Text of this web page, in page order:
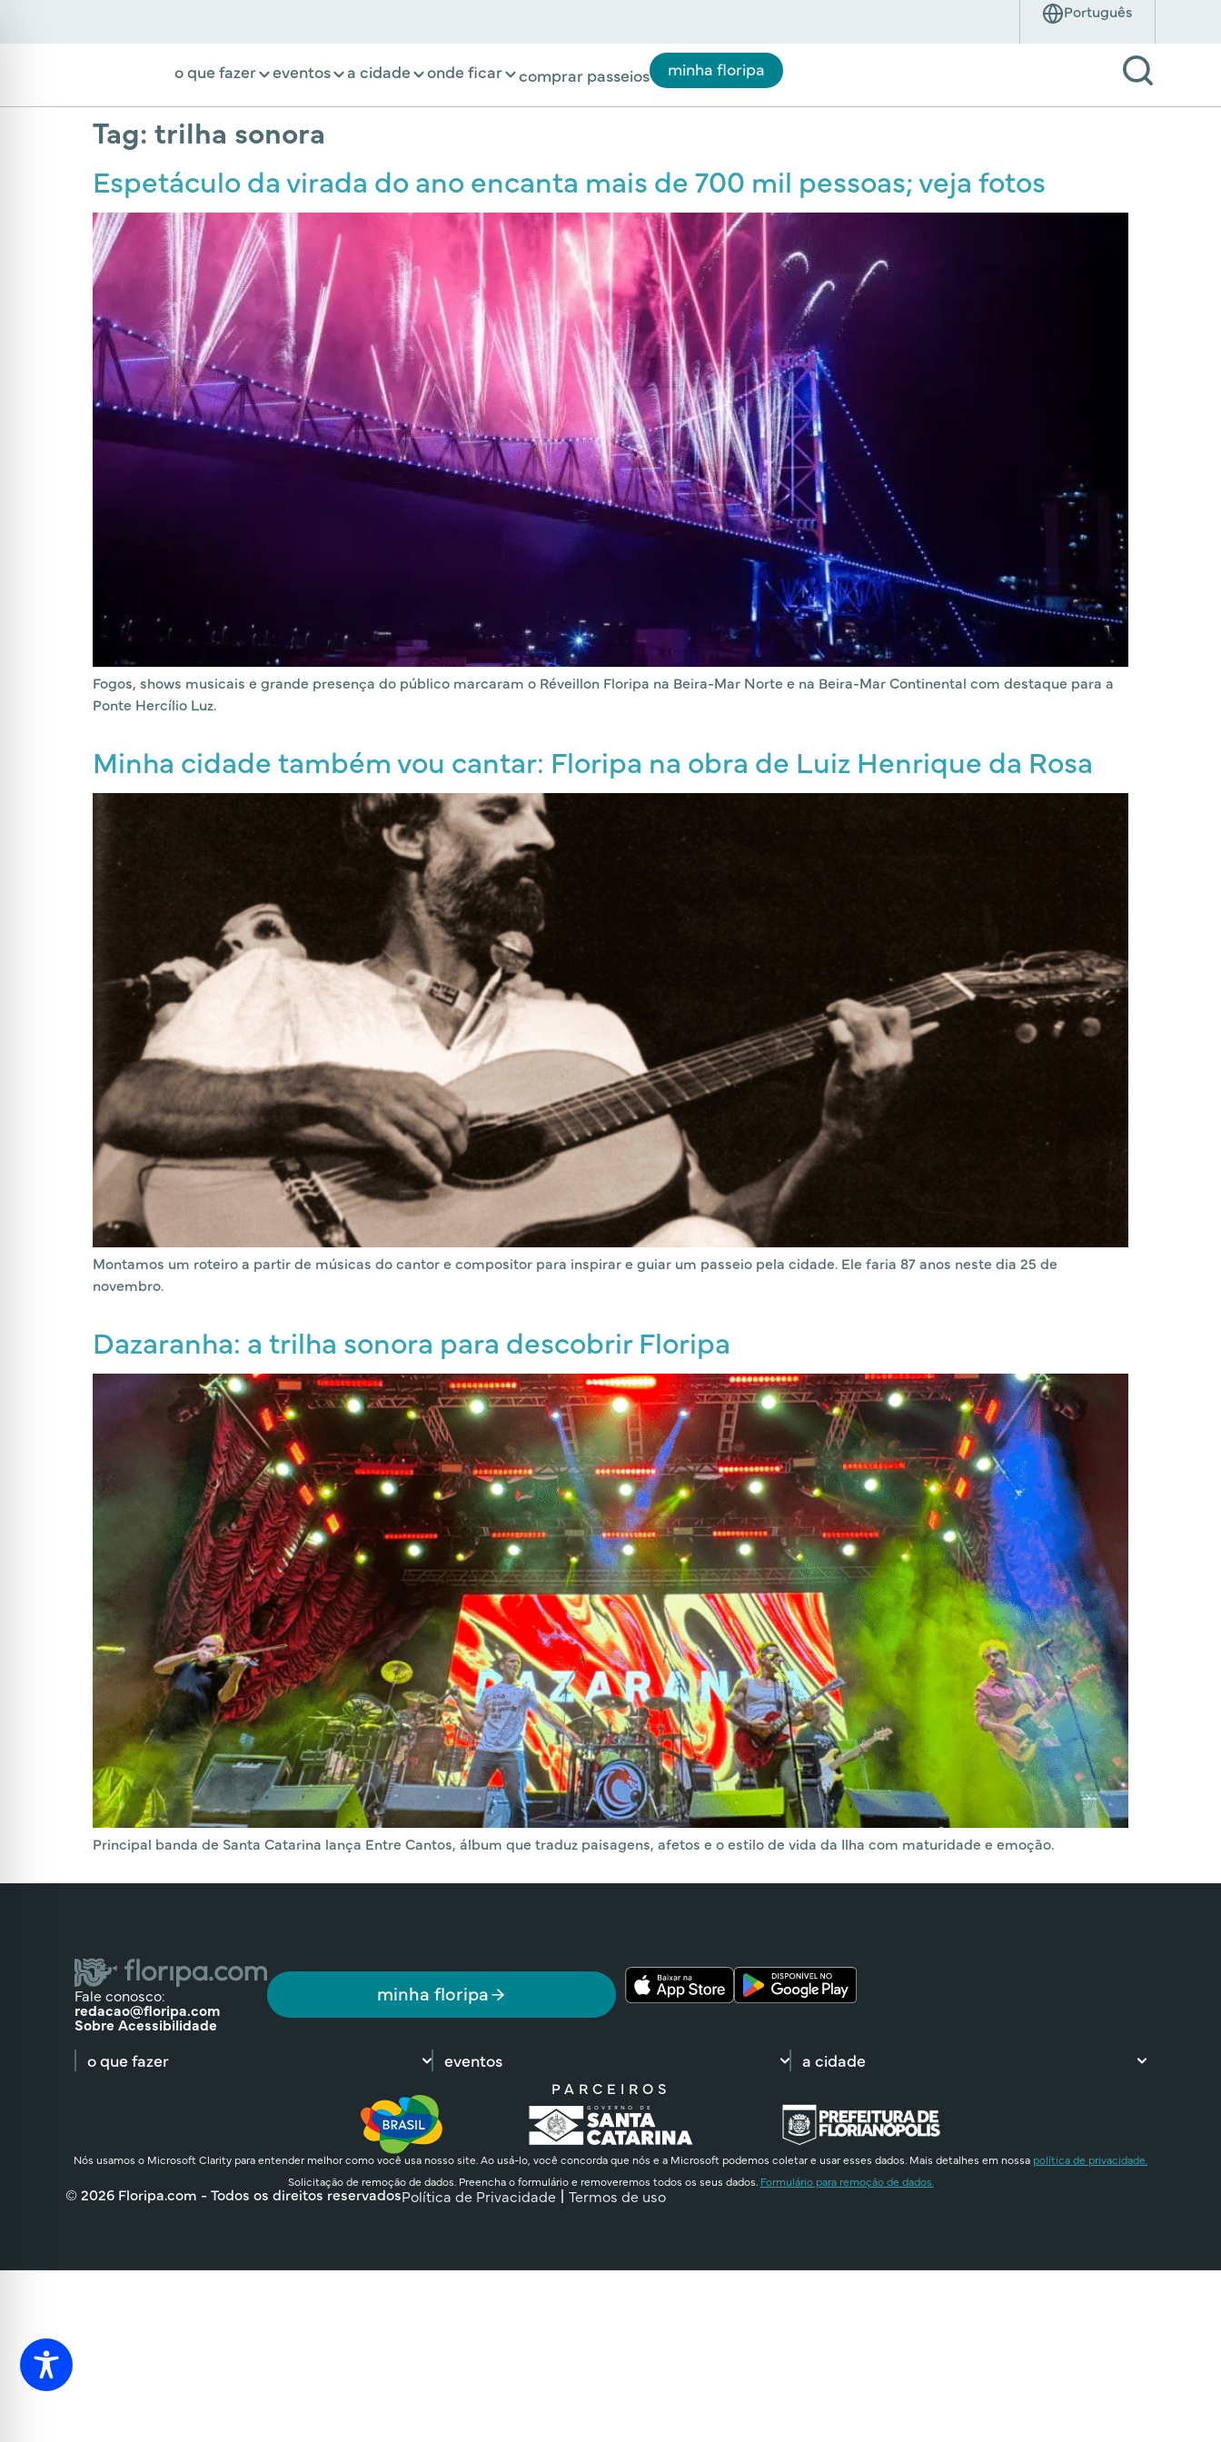
o que fazer eventos a cidade onde ficar comprar passeios minha floripa
Tag: trilha sonora
Espetáculo da virada do ano encanta mais de 700 mil pessoas; veja fotos
Fogos, shows musicais e grande presença do público marcaram o Réveillon Floripa na Beira-Mar Norte e na Beira-Mar Continental com destaque para a
Ponte Hercílio Luz.
Minha cidade também vou cantar: Floripa na obra de Luiz Henrique da Rosa
Montamos um roteiro a partir de músicas do cantor e compositor para inspirar e guiar um passeio pela cidade. Ele faria 87 anos neste dia 25 de
novembro.
Dazaranha: a trilha sonora para descobrir Floripa
Principal banda de Santa Catarina lança Entre Cantos, álbum que traduz paisagens, afetos e o estilo de vida da Ilha com maturidade e emoção.
Fale conosco:
redacao@floripa.com
Sobre Acessibilidade
minha floripa
o que fazer eventos a cidade
PARCEIROS
Nós usamos o Microsoft Clarity para entender melhor como você usa nosso site. Ao usá-lo, você concorda que nós e a Microsoft podemos coletar e usar esses dados. Mais detalhes em nossa política de privacidade.
Solicitação de remoção de dados. Preencha o formulário e removeremos todos os seus dados. Formulário para remoção de dados.
© 2026 Floripa.com - Todos os direitos reservadosPolítica de Privacidade Termos de uso